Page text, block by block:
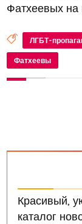
Фатхеевых на
ЛГБТ-
Фатхеевы
Красивый,
каталог